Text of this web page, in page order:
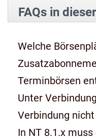
FAQs in
Welche
Terminbörsen
Unter
Verbindung
In NT 8.1.x